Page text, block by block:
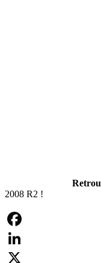
2008 R2 !
Facebook
LinkedIn